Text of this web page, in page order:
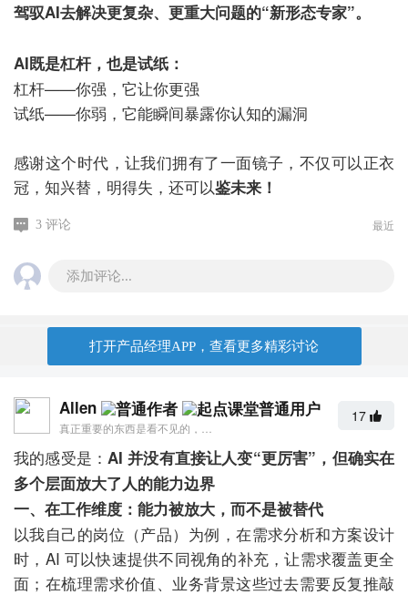
驾驭AI去解决更复杂、更重大问题的“新形态专家”。
AI既是杠杆，也是试纸：
杠杆——你强，它让你更强
试纸——你弱，它能瞬间暴露你认知的漏洞
感谢这个时代，让我们拥有了一面镜子，不仅可以正衣
冠，知兴替，明得失，还可以鉴未来！
3 评论 最近
添加评论...
打开产品经理APP，查看更多精彩讨论
Allen 17
我的感受是： AI 并没有直接让人变“更厉害”，但确实在
多个层面放大了人的能力边界
一、在工作维度：能力被放大，而不是被替代
以我自己的岗位（产品）为例，在需求分析和方案设计
时，AI 可以快速提供不同视角的补充，让需求覆盖更全
面；在梳理需求价值、业务背景这些过去需要反复推敲